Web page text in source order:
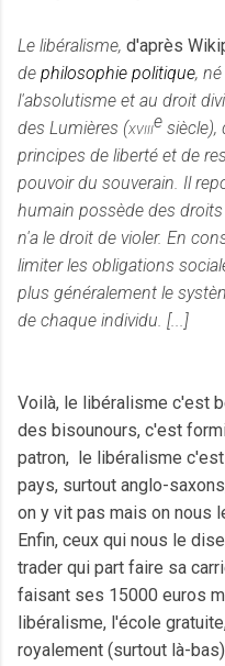
Le libéralisme, d'après
de philosophie politique,
l'absolutisme et au droit
des Lumières (xviiie siècle),
principes de liberté et de
pouvoir du souverain. Il
humain possède des
n'a le droit de violer. En
limiter les obligations
plus généralement le
de chaque individu. [...]
Voilà, le libéralisme c'est
des bisounours, c'est
patron, le libéralisme
pays, surtout anglo-
on y vit pas mais on nous
Enfin, ceux qui nous le
trader qui part faire sa
faisant ses 15000 euros
libéralisme, l'école
royalement (surtout là-